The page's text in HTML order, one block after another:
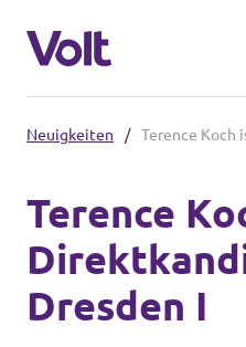
Volt Leipzig
Volt Dresden
Volt Chemnitz
Programm
Über Volt
Neuigkeiten /
Terence
Dresden I